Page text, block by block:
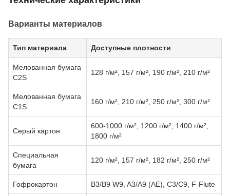
Варианты материалов
Тип материала Доступные плотности
Мелованная бумага
C2S
128 г/м², 157 г/м², 190 г/м², 210 г/м²
Мелованная бумага
C1S
160 г/м², 210 г/м², 250 г/м², 300 г/м²
Серый картон
600-1000 г/м², 1200 г/м², 1400 г/м²,
1800 г/м²
Специальная
бумага
120 г/м², 157 г/м², 182 г/м², 250 г/м²
Гофрокартон B3/B9 W9, A3/A9 (AE), C3/C9, F-Flute